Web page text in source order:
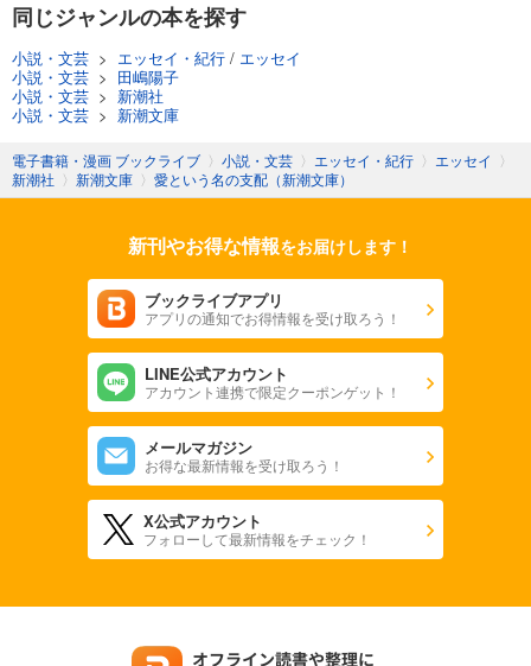
同じジャンルの本を探す
小説・文芸 > エッセイ・紀行 / エッセイ
小説・文芸 > 田嶋陽子
小説・文芸 > 新潮社
小説・文芸 > 新潮文庫
電子書籍・漫画 ブックライブ 〉 小説・文芸 〉 エッセイ・紀行 〉 エッセイ 〉
新潮社 〉 新潮文庫 〉 愛という名の支配（新潮文庫）
新刊やお得な情報をお届けします！
ブックライブアプリ
アプリの通知でお得情報を受け取ろう！
LINE公式アカウント
アカウント連携で限定クーポンゲット！
メールマガジン
お得な最新情報を受け取ろう！
X公式アカウント
フォローして最新情報をチェック！